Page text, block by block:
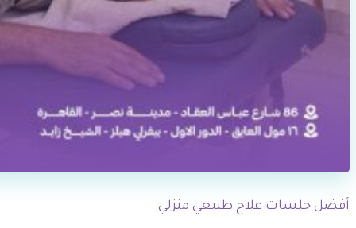
أفضل جلسات علاج طبيعي منزلي